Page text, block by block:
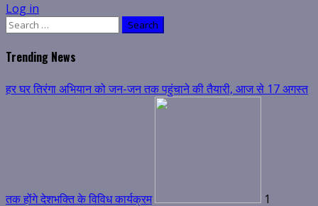
Log in
Search
Trending News
हर घर तिरंगा अभियान को जन-जन तक पहुंचाने की तैयारी, आज से 17 अगस्त
तक होंगे देशभक्ति के विविध कार्यक्रम 1